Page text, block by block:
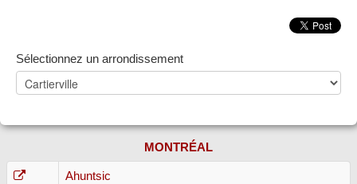
Sélectionnez un arrondissement
MONTRÉAL
Ahuntsic